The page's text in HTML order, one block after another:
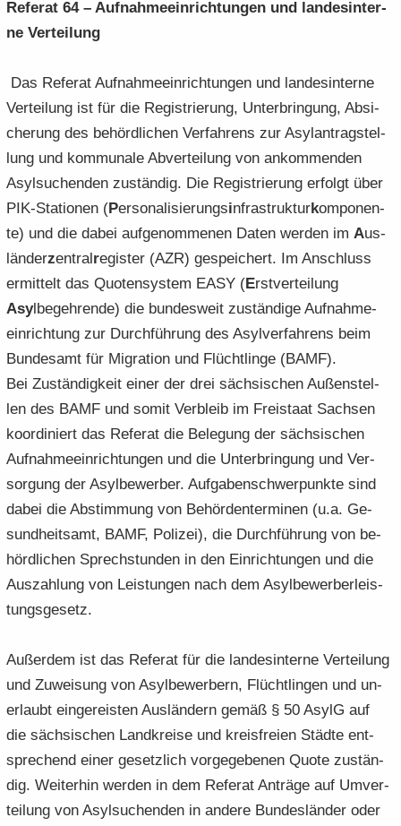
Re­fe­rat 64 – Auf­nah­me­ein­rich­tun­gen und lan­des­in­ter­
ne Ver­tei­lung
Das Re­fe­rat Auf­nah­me­ein­rich­tun­gen und lan­des­in­ter­ne
Ver­tei­lung ist für die Re­gis­trie­rung, Un­ter­brin­gung, Ab­si­
che­rung des be­hörd­li­chen Ver­fah­rens zur Asyl­an­trag­stel­
lung und kom­mu­na­le Ab­ver­tei­lung von an­kom­men­den
Asyl­su­chen­den zu­stän­dig. Die Re­gis­trie­rung er­folgt über
PIK-​Stationen (Per­so­na­li­sie­rungsinfra­struk­turkom­po­nen­
te) und die dabei auf­ge­nom­me­nen Daten wer­den im Aus­
län­derzent­ralregis­ter (AZR) ge­spei­chert. Im An­schluss
er­mit­telt das Quo­ten­sys­tem EASY (Erst­ver­tei­lung
Asylbe­geh­ren­de) die bun­des­weit zu­stän­di­ge Auf­nah­me­
ein­rich­tung zur Durch­füh­rung des Asyl­ver­fah­rens beim
Bun­des­amt für Mi­gra­ti­on und Flücht­lin­ge (BAMF).
Bei Zu­stän­dig­keit einer der drei säch­si­schen Au­ßen­stel­
len des BAMF und somit Ver­bleib im Frei­staat Sach­sen
ko­or­di­niert das Re­fe­rat die Be­le­gung der säch­si­schen
Auf­nah­me­ein­rich­tun­gen und die Un­ter­brin­gung und Ver­
sor­gung der Asyl­be­wer­ber. Auf­ga­ben­schwer­punk­te sind
dabei die Ab­stim­mung von Be­hör­den­ter­mi­nen (u.a. Ge­
sund­heits­amt, BAMF, Po­li­zei), die Durch­füh­rung von be­
hörd­li­chen Sprech­stun­den in den Ein­rich­tun­gen und die
Aus­zah­lung von Leis­tun­gen nach dem Asyl­be­wer­ber­leis­
tungs­ge­setz.
Au­ßer­dem ist das Re­fe­rat für die lan­des­in­ter­ne Ver­tei­lung
und Zu­wei­sung von Asyl­be­wer­bern, Flücht­lin­gen und un­
er­laubt ein­ge­reis­ten Aus­län­dern gemäß § 50 AsylG auf
die säch­si­schen Land­krei­se und kreis­frei­en Städ­te ent­
spre­chend einer ge­setz­lich vor­ge­ge­be­nen Quote zu­stän­
dig. Wei­ter­hin wer­den in dem Re­fe­rat An­trä­ge auf Um­ver­
tei­lung von Asyl­su­chen­den in an­de­re Bun­des­län­der oder